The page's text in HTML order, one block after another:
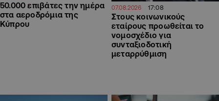
50.000 επιβάτες την ημέρα
στα αεροδρόμια της
Κύπρου
07.08.2026 17:08
Στους κοινωνικούς
εταίρους προωθείται το
νομοσχέδιο για
συνταξιοδοτική
μεταρρύθμιση